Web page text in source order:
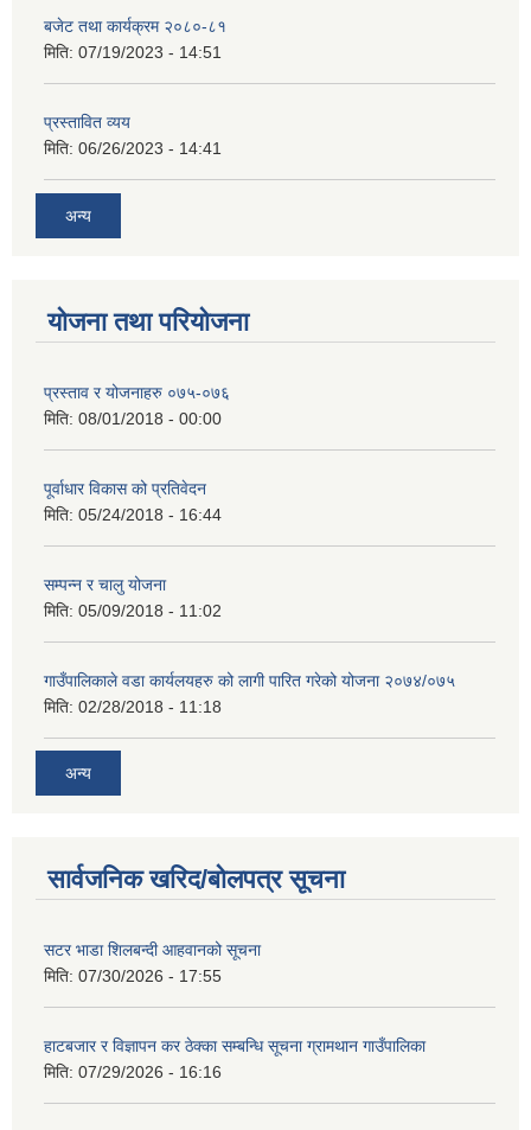
बजेट तथा कार्यक्रम २०८०-८१
मिति: 07/19/2023 - 14:51
प्रस्तावित व्यय
मिति: 06/26/2023 - 14:41
अन्य
योजना तथा परियोजना
प्रस्ताव र योजनाहरु ०७५-०७६
मिति: 08/01/2018 - 00:00
पूर्वाधार विकास को प्रतिवेदन
मिति: 05/24/2018 - 16:44
सम्पन्न र चालु योजना
मिति: 05/09/2018 - 11:02
गाउँपालिकाले वडा कार्यलयहरु को लागी पारित गरेको योजना २०७४/०७५
मिति: 02/28/2018 - 11:18
अन्य
सार्वजनिक खरिद/बोलपत्र सूचना
सटर भाडा शिलबन्दी आहवानको सूचना
मिति: 07/30/2026 - 17:55
हाटबजार र विज्ञापन कर ठेक्का सम्बन्धि सूचना ग्रामथान गाउँपालिका
मिति: 07/29/2026 - 16:16